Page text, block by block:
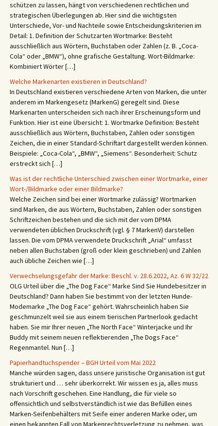
schützen zu lassen, hängt von verschiedenen rechtlichen und
strategischen Überlegungen ab. Hier sind die wichtigsten
Unterschiede, Vor- und Nachteile sowie Entscheidungskriterien im
Detail: 1. Definition der Schutzarten Wortmarke: Besteht
ausschließlich aus Wörtern, Buchstaben oder Zahlen (z. B. „Coca-
Cola“ oder „BMW“), ohne grafische Gestaltung. Wort-Bildmarke:
Kombiniert Wörter […]
Welche Markenarten existieren in Deutschland?
In Deutschland existieren verschiedene Arten von Marken, die unter
anderem im Markengesetz (MarkenG) geregelt sind. Diese
Markenarten unterscheiden sich nach ihrer Erscheinungsform und
Funktion. Hier ist eine Übersicht: 1. Wortmarke Definition: Besteht
ausschließlich aus Wörtern, Buchstaben, Zahlen oder sonstigen
Zeichen, die in einer Standard-Schriftart dargestellt werden können.
Beispiele: „Coca-Cola“, „BMW“, „Siemens“. Besonderheit: Schutz
erstreckt sich […]
Was ist der rechtliche Unterschied zwischen einer Wortmarke, einer
Wort-/Bildmarke oder einer Bildmarke?
Welche Zeichen sind bei einer Wortmarke zulässig? Wortmarken
sind Marken, die aus Wörtern, Buchstaben, Zahlen oder sonstigen
Schriftzeichen bestehen und die sich mit der vom DPMA
verwendeten üblichen Druckschrift (vgl. § 7 MarkenV) darstellen
lassen. Die vom DPMA verwendete Druckschrift „Arial“ umfasst
neben allen Buchstaben (groß oder klein geschrieben) und Zahlen
auch übliche Zeichen wie […]
Verwechselungsgefahr der Marke: Beschl. v. 28.6.2022, Az. 6 W 32/22
OLG Urteil über die „The Dog Face“ Marke Sind Sie Hundebesitzer in
Deutschland? Dann haben Sie bestimmt von der letzten Hunde-
Modemarke „The Dog Face“ gehört. Wahrscheinlich haben Sie
geschmunzelt weil sie aus einem tierischen Partnerlook gedacht
haben. Sie mir Ihrer neuen „The North Face“ Winterjacke und Ihr
Buddy mit seinem neuen reflektierenden „The Dogs Face“
Regenmantel. Nun […]
Papierhandtuchspender – BGH Urteil vom Mai 2022
Manche würden sagen, dass unsere juristische Organisation ist gut
strukturiert und … sehr überkorrekt. Wir wissen es ja, alles muss
nach Vorschrift geschehen. Eine Handlung, die für viele so
offensichtlich und selbstverständlich ist wie das Befüllen eines
Marken-Seifenbehälters mit Seife einer anderen Marke oder, um
einen bekannten Fall von Markenrechtsverletzung zu nehmen, was